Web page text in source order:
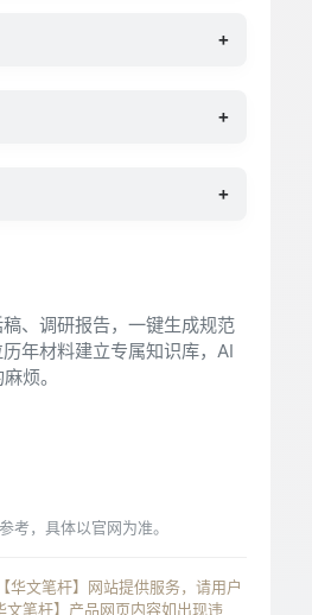
+
+
+
、调研报告，一键生成规范
年材料建立专属知识库，AI
烦。
考，具体以官网为准。
华文笔杆】网站提供服务，请用户
笔杆】产品网页内容如出现违